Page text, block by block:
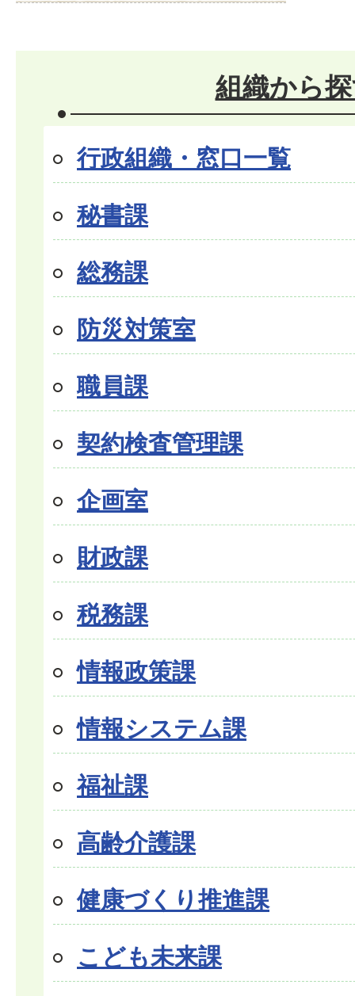
組織から
行政組織・窓口一覧
秘書課
総務課
防災対策室
職員課
契約検査管理課
企画室
財政課
税務課
情報政策課
情報システム課
福祉課
高齢介護課
健康づくり推進課
こども未来課